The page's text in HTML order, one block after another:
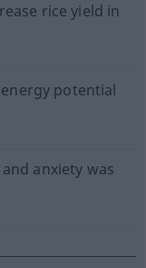
rice yield in
potential
anxiety was